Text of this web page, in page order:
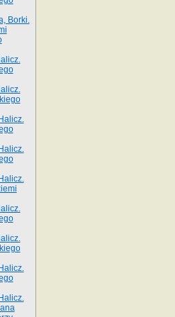
Borki.